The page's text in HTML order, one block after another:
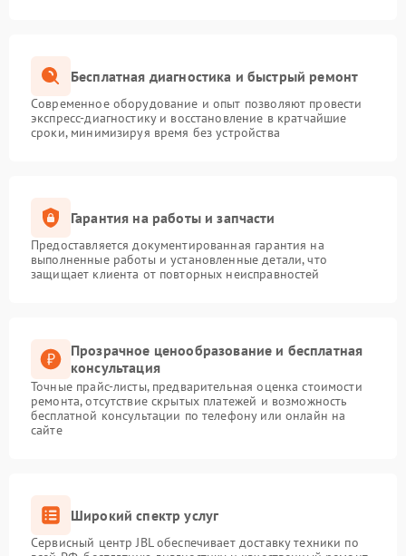
Бесплатная диагностика и быстрый ремонт
Современное оборудование и опыт позволяют провести
экспресс-диагностику и восстановление в кратчайшие
сроки, минимизируя время без устройства
Гарантия на работы и запчасти
Предоставляется документированная гарантия на
выполненные работы и установленные детали, что
защищает клиента от повторных неисправностей
Прозрачное ценообразование и бесплатная
консультация
Точные прайс-листы, предварительная оценка стоимости
ремонта, отсутствие скрытых платежей и возможность
бесплатной консультации по телефону или онлайн на
сайте
Широкий спектр услуг
Сервисный центр JBL обеспечивает доставку техники по